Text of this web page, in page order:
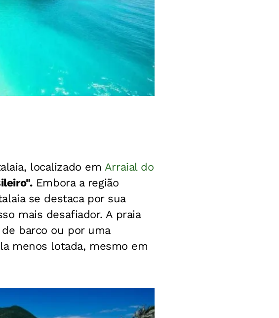
localizado em Arraial do
Embora a região
se destaca por sua
mais desafiador. A praia
barco ou por uma
menos lotada, mesmo em